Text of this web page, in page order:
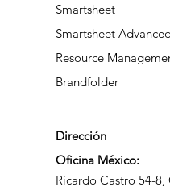
Dirección
Oficina México:
Ricardo Castro 54-
Smartsheet
Resource
Brandfolder
Smartsheet